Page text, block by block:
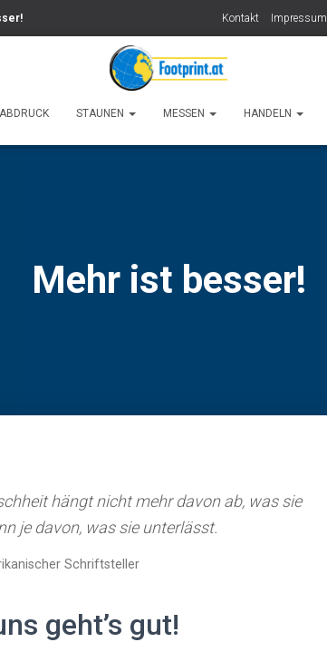
Kontakt Impressum
STAUNEN MESSEN HANDELN
Mehr ist besser!
hängt nicht mehr davon ab, was sie
je davon, was sie unterlässt.
Schriftsteller
geht’s gut!